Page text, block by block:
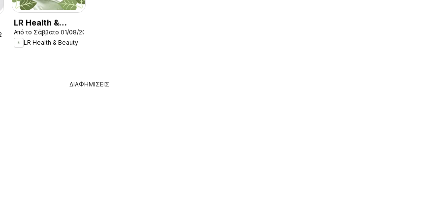
LR Health &
Beauty -
Kατάλογος
Από το Σάββατο 01/08/2026
LR Health & Beauty
ΔΙΑΦΗΜΙΣΕΙΣ